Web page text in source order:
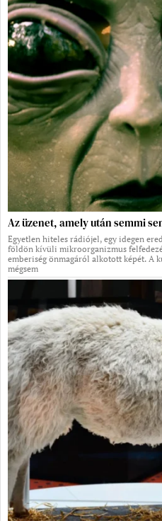
Az üzenet, amely után semmi
Egyetlen hiteles rádiójel, egy idegen
földön kívüli mikroorganizmus
emberiség önmagáról alkotott képét. A
mégsem